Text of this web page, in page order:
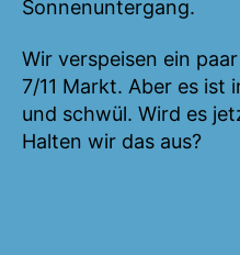
Sonnenuntergang.
Wir verspeisen ein
7/11 Markt. Aber es ist
und schwül. Wird es
Halten wir das aus?